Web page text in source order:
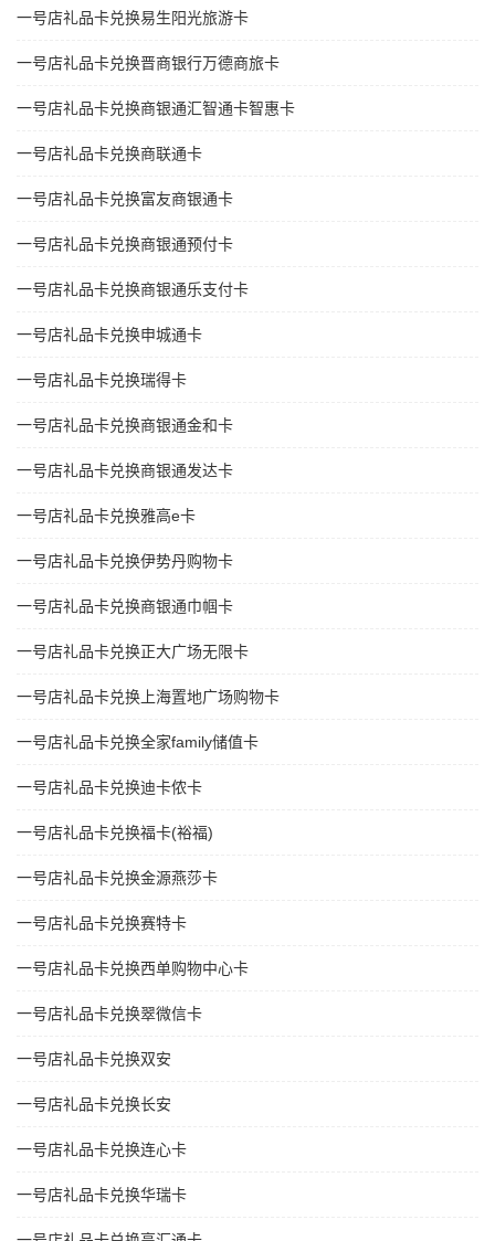
一号店礼品卡兑换易生阳光旅游卡
一号店礼品卡兑换晋商银行万德商旅卡
一号店礼品卡兑换商银通汇智通卡智惠卡
一号店礼品卡兑换商联通卡
一号店礼品卡兑换富友商银通卡
一号店礼品卡兑换商银通预付卡
一号店礼品卡兑换商银通乐支付卡
一号店礼品卡兑换申城通卡
一号店礼品卡兑换瑞得卡
一号店礼品卡兑换商银通金和卡
一号店礼品卡兑换商银通发达卡
一号店礼品卡兑换雅高e卡
一号店礼品卡兑换伊势丹购物卡
一号店礼品卡兑换商银通巾帼卡
一号店礼品卡兑换正大广场无限卡
一号店礼品卡兑换上海置地广场购物卡
一号店礼品卡兑换全家family储值卡
一号店礼品卡兑换迪卡侬卡
一号店礼品卡兑换福卡(裕福)
一号店礼品卡兑换金源燕莎卡
一号店礼品卡兑换赛特卡
一号店礼品卡兑换西单购物中心卡
一号店礼品卡兑换翠微信卡
一号店礼品卡兑换双安
一号店礼品卡兑换长安
一号店礼品卡兑换连心卡
一号店礼品卡兑换华瑞卡